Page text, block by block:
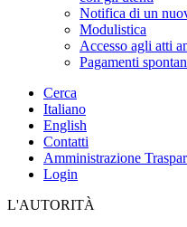
Notifica di un
Modulistica
Accesso agli atti
Pagamenti
Cerca
Italiano
English
Contatti
Amministrazione
Login
L'AUTORITÀ